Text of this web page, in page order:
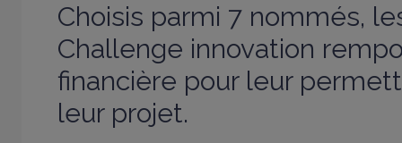
Choisis parmi 7 nommés,
Challenge innovation
financière pour leur
leur projet.